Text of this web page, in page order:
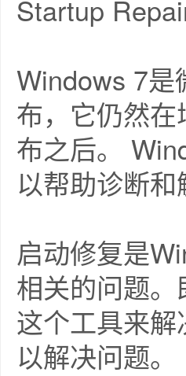
Startup
Windows 7是
布，它仍然
布之后。
以帮助诊断
启动修复是
相关的问题
这个工具来
以解决问题。